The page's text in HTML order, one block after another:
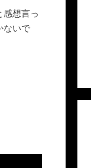
想言っ
ないで